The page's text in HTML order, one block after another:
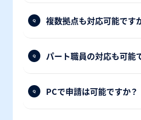
複数拠点も対応可能です
パート職員の対応も可能
PCで申請は可能ですか？